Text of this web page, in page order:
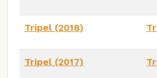
Tripel (2018)
Tripel (2017)